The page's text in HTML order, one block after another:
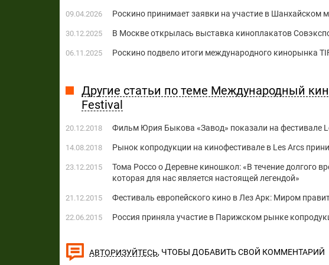
09.04.2026 Роскино принимает заявки на участие в Шанхайском
30.12.2025 В Москве открылась выставка киноплакатов
06.11.2025 Роскино подвело итоги международного кинорынка
Другие статьи по теме Международный
Festival
20.12.2018 Фильм Юрия Быкова «Завод» показали на фестивале
14.08.2018 Рынок копродукции на кинофестивале в Les Arcs
23.12.2015
Тома Россо о Деревне киношкол: «В течение долгого
которая для нас является настоящей легендой»
21.12.2015 Фестиваль европейского кино в Лез Арк: Миром
22.06.2015 Россия приняла участие в Парижском рынке
АВТОРИЗУЙТЕСЬ, ЧТОБЫ ДОБАВИТЬ СВОЙ КОММЕНТАРИЙ